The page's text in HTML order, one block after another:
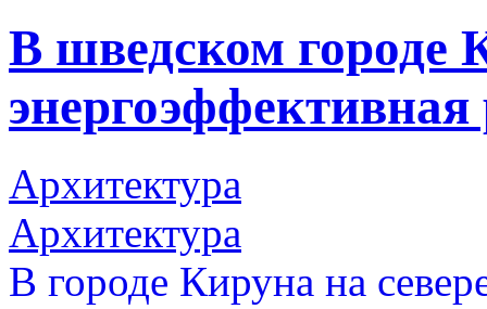
В шведском городе
Архитектура
Архитектура
В городе Кируна на